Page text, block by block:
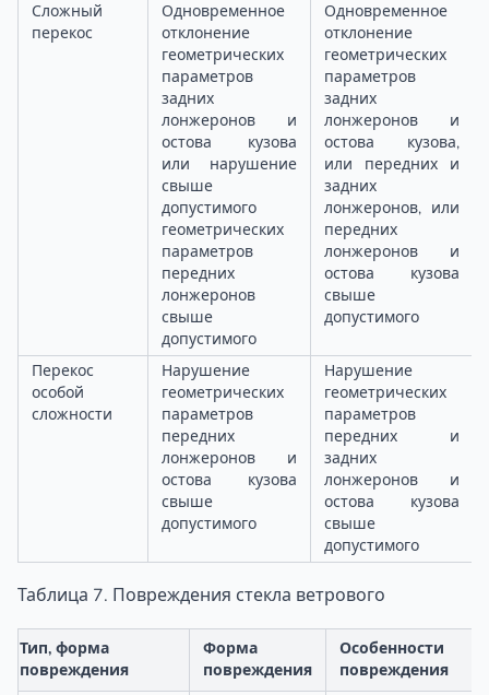
Сложный
перекос
Одновременное
отклонение
геометрических
параметров
задних
лонжеронов и
остова кузова
или нарушение
свыше
допустимого
геометрических
параметров
передних
лонжеронов
свыше
допустимого
Одновременное
отклонение
геометрических
параметров
задних
лонжеронов и
остова кузова,
или передних и
задних
лонжеронов, или
передних
лонжеронов и
остова кузова
свыше
допустимого
Перекос
особой
сложности
Нарушение
геометрических
параметров
передних
лонжеронов и
остова кузова
свыше
допустимого
Нарушение
геометрических
параметров
передних и
задних
лонжеронов и
остова кузова
свыше
допустимого
Таблица 7. Повреждения стекла ветрового
Тип, форма
повреждения
Форма
повреждения
Особенности
повреждения